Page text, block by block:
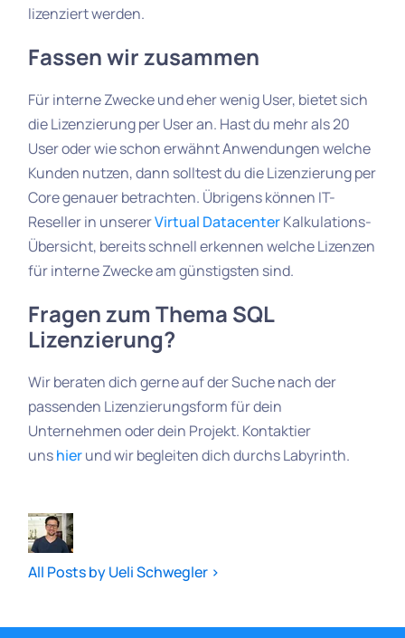
lizenziert werden.
Fassen wir zusammen
Für interne Zwecke und eher wenig User, bietet sich
die Lizenzierung per User an. Hast du mehr als 20
User oder wie schon erwähnt Anwendungen welche
Kunden nutzen, dann solltest du die Lizenzierung per
Core genauer betrachten. Übrigens können IT-
Reseller in unsererVirtual DatacenterKalkulations-
Übersicht, bereits schnell erkennen welche Lizenzen
für interne Zwecke am günstigsten sind.
Fragen zum Thema SQL
Lizenzierung?
Wir beraten dich gerne auf der Suche nach der
passenden Lizenzierungsform für dein
Unternehmen oder dein Projekt. Kontaktier
unshierund wir begleiten dich durchs Labyrinth.
All Posts by Ueli Schwegler >